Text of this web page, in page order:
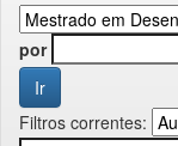
por
Filtros correntes: